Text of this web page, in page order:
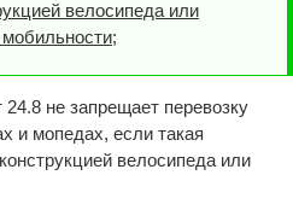
велосипеда или
;
не запрещает перевозку
и мопедах, если такая
велосипеда или